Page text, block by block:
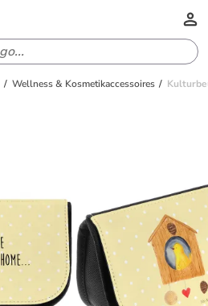
Wellness & Kosmetikaccessoires